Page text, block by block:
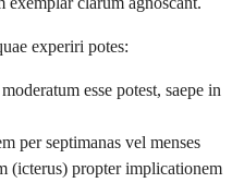
experiri potes:
esse potest, saepe in
per septimanas vel menses
(icterus) propter implicationem